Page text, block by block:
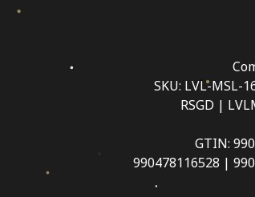
SKU: LVL-MSL-
RSGD |
GTIN:
990478116528 |